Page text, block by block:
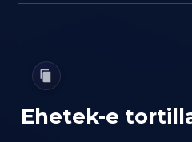
Ehetek-e